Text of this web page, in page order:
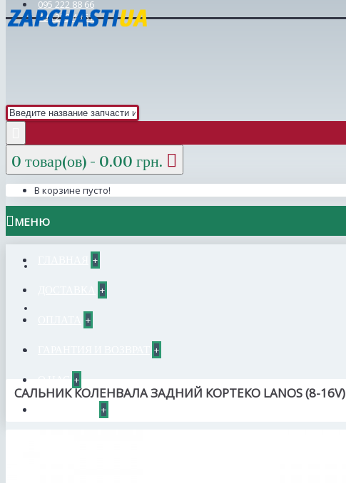
095 222 88 66
098 239 46 57
0 товар(ов) - 0.00 грн.
В корзине пусто!
МЕНЮ
+
+
+
+
+
+
САЛЬНИК КОЛЕНВАЛА ЗАДНИЙ КОРТЕКО LANOS (8-16V)